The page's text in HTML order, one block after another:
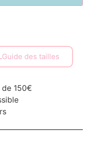
Guide des tailles
150€